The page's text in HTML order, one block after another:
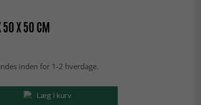
50 X 50 CM
inden for 1-2 hverdage.
Læg i kurv